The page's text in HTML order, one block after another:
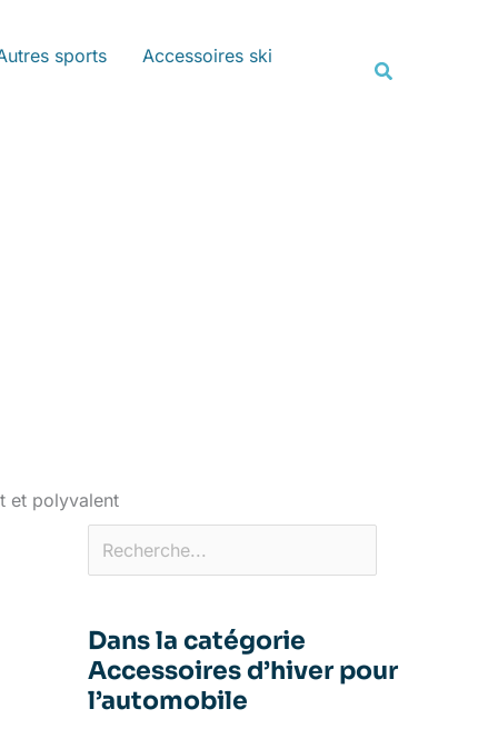
sports
Accessoires ski
et polyvalent
Dans la catégorie
Accessoires d’hiver pour
l’automobile